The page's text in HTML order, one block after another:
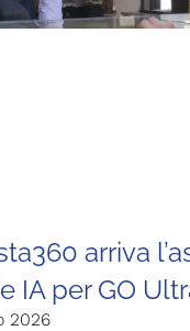
arriva
IA per GO
2026